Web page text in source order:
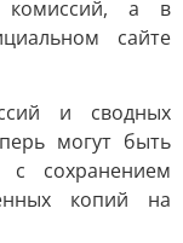
комиссий, а в
сайте
и сводных
могут быть
с сохранением
копий на